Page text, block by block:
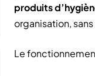
produits
organisation,
Le